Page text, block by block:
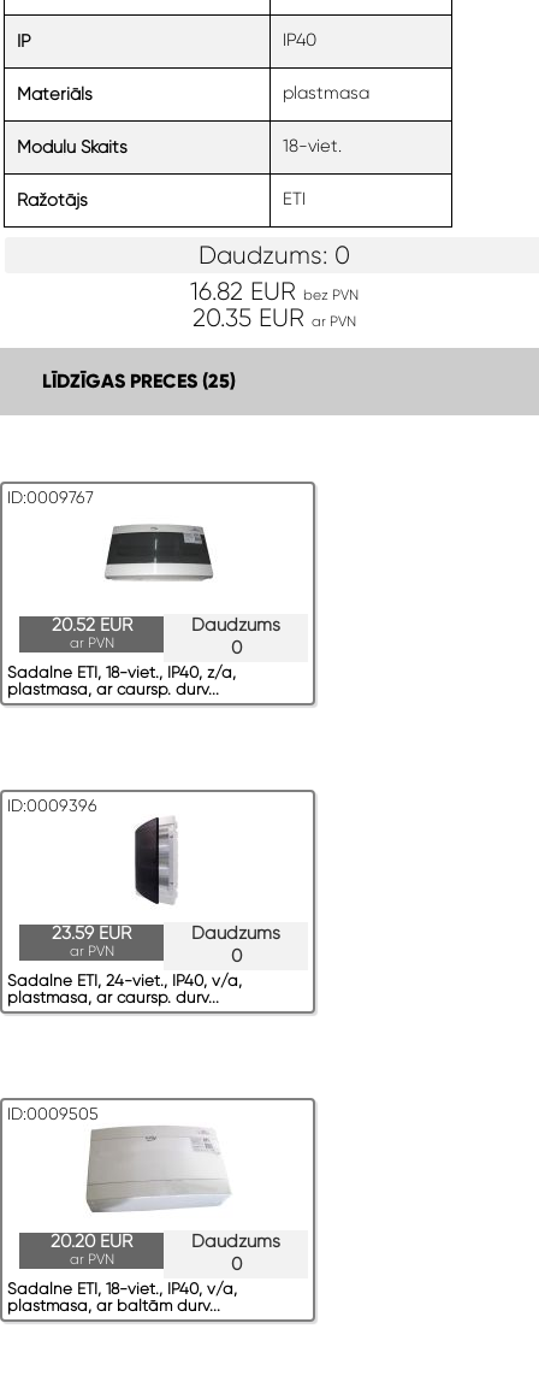
IP IP40
Materiāls plastmasa
Moduļu Skaits 18-viet.
Ražotājs ETI
Daudzums: 0
16.82 EUR bez PVN
20.35 EUR ar PVN
LĪDZĪGAS PRECES (25)
ID:0009767
Daudzums
0
20.52 EUR
ar PVN
Sadalne ETI, 18-viet., IP40, z/a,
plastmasa, ar caursp. durv...
ID:0009396
Daudzums
0
23.59 EUR
ar PVN
Sadalne ETI, 24-viet., IP40, v/a,
plastmasa, ar caursp. durv...
ID:0009505
Daudzums
0
20.20 EUR
ar PVN
Sadalne ETI, 18-viet., IP40, v/a,
plastmasa, ar baltām durv...